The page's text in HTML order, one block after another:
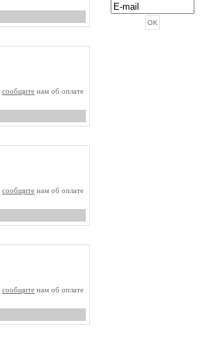
сообщите нам об оплате
сообщите нам об оплате
сообщите нам об оплате